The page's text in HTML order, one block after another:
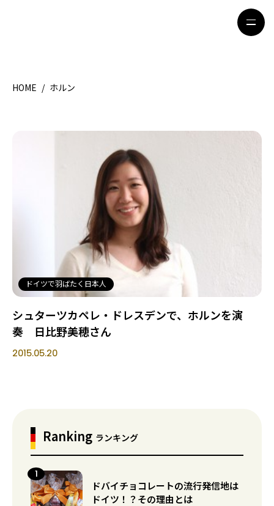
HOME
ライター募集
HOME / ホルン
ドイツで羽ばたく日本人
シュターツカペレ・ドレスデンで、ホルンを演
奏 日比野美穂さん
2015.05.20
Ranking ランキング
ドバイチョコレートの流行発信地は
ドイツ！？その理由とは